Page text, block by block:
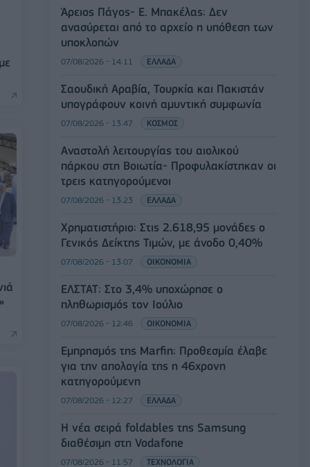
Άρειος Πάγος- Ε. Μπακέλας: Δεν
ανασύρεται από το αρχείο η υπόθεση των
υποκλοπών
07/08/2026 - 14:11 ΕΛΛΑΔΑ
Σαουδική Αραβία, Τουρκία και Πακιστάν
υπογράφουν κοινή αμυντική συμφωνία
07/08/2026 - 13:47 ΚΟΣΜΟΣ
Αναστολή λειτουργίας του αιολικού
πάρκου στη Βοιωτία- Προφυλακίστηκαν οι
τρεις κατηγορούμενοι
07/08/2026 - 13:23 ΕΛΛΑΔΑ
Χρηματιστήριο: Στις 2.618,95 μονάδες ο
Γενικός Δείκτης Τιμών, με άνοδο 0,40%
07/08/2026 - 13:07 ΟΙΚΟΝΟΜΙΑ
ΕΛΣΤΑΤ: Στο 3,4% υποχώρησε ο
πληθωρισμός τον Ιούλιο
07/08/2026 - 12:46 ΟΙΚΟΝΟΜΙΑ
Εμπρησμός της Marfin: Προθεσμία έλαβε
για την απολογία της η 46χρονη
κατηγορούμενη
07/08/2026 - 12:27 ΕΛΛΑΔΑ
Η νέα σειρά foldables της Samsung
διαθέσιμη στη Vodafone
07/08/2026 - 11:57 ΤΕΧΝΟΛΟΓΙΑ